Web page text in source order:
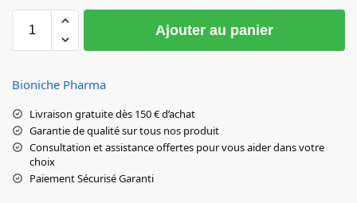
Ajouter au panier
Bioniche Pharma
Livraison gratuite dès 150 € d’achat
Garantie de qualité sur tous nos produit
Consultation et assistance offertes pour vous aider dans votre
choix
Paiement Sécurisé Garanti